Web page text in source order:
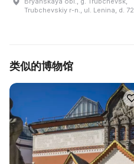
Trubchevskiy r-n., ul. Lenina, d. 72
类似的博物馆